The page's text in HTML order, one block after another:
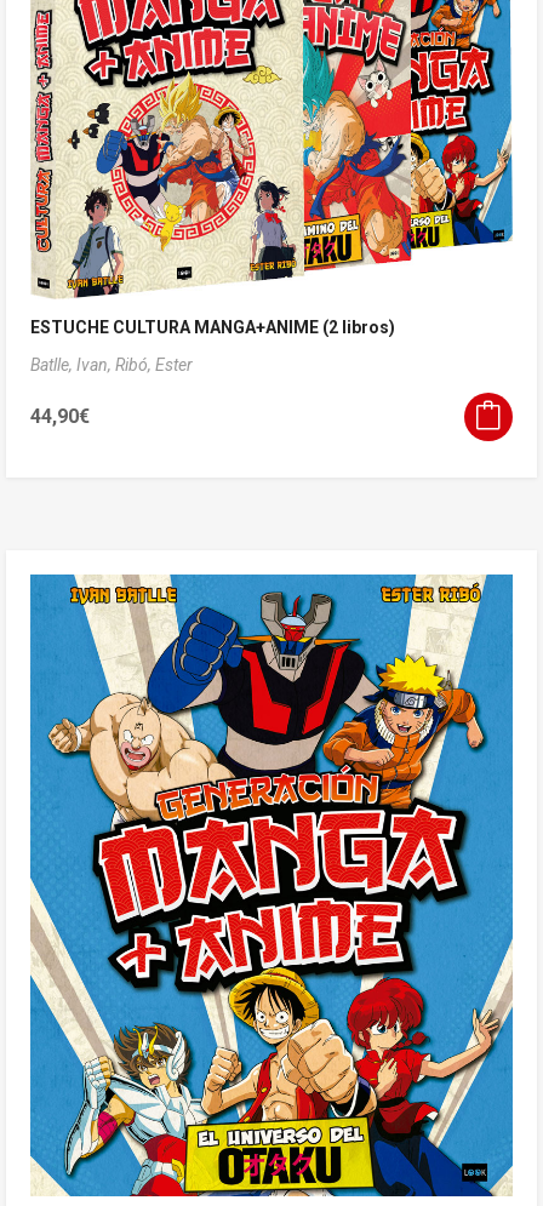
ESTUCHE CULTURA MANGA+ANIME (2 libros)
Batlle, Ivan, Ribó, Ester
44,90€